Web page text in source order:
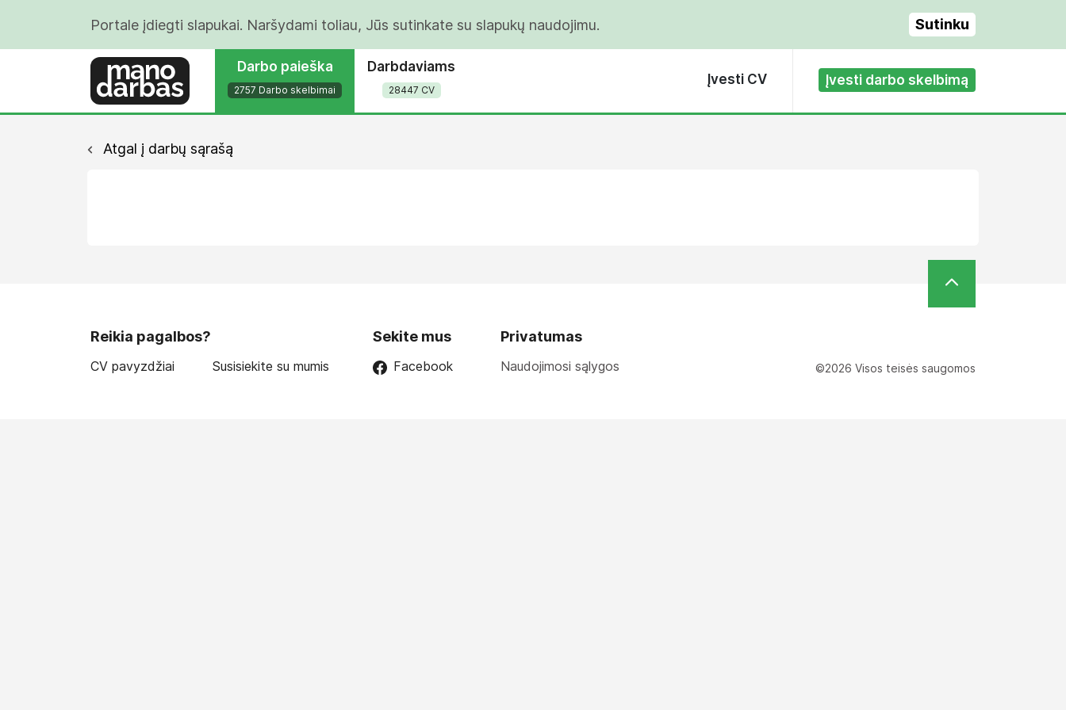
Portale įdiegti slapukai. Naršydami toliau, Jūs sutinkate su slapukų naudojimu. Sutinku
Darbo paieška
2757 Darbo skelbimai
Darbdaviams
28447 CV
Įvesti CV Įvesti darbo skelbimą
Atgal į darbų sąrašą
Reikia pagalbos?
CV pavyzdžiai Susisiekite su mumis
Sekite mus
Facebook
Privatumas
Naudojimosi sąlygos ©2026 Visos teisės saugomos